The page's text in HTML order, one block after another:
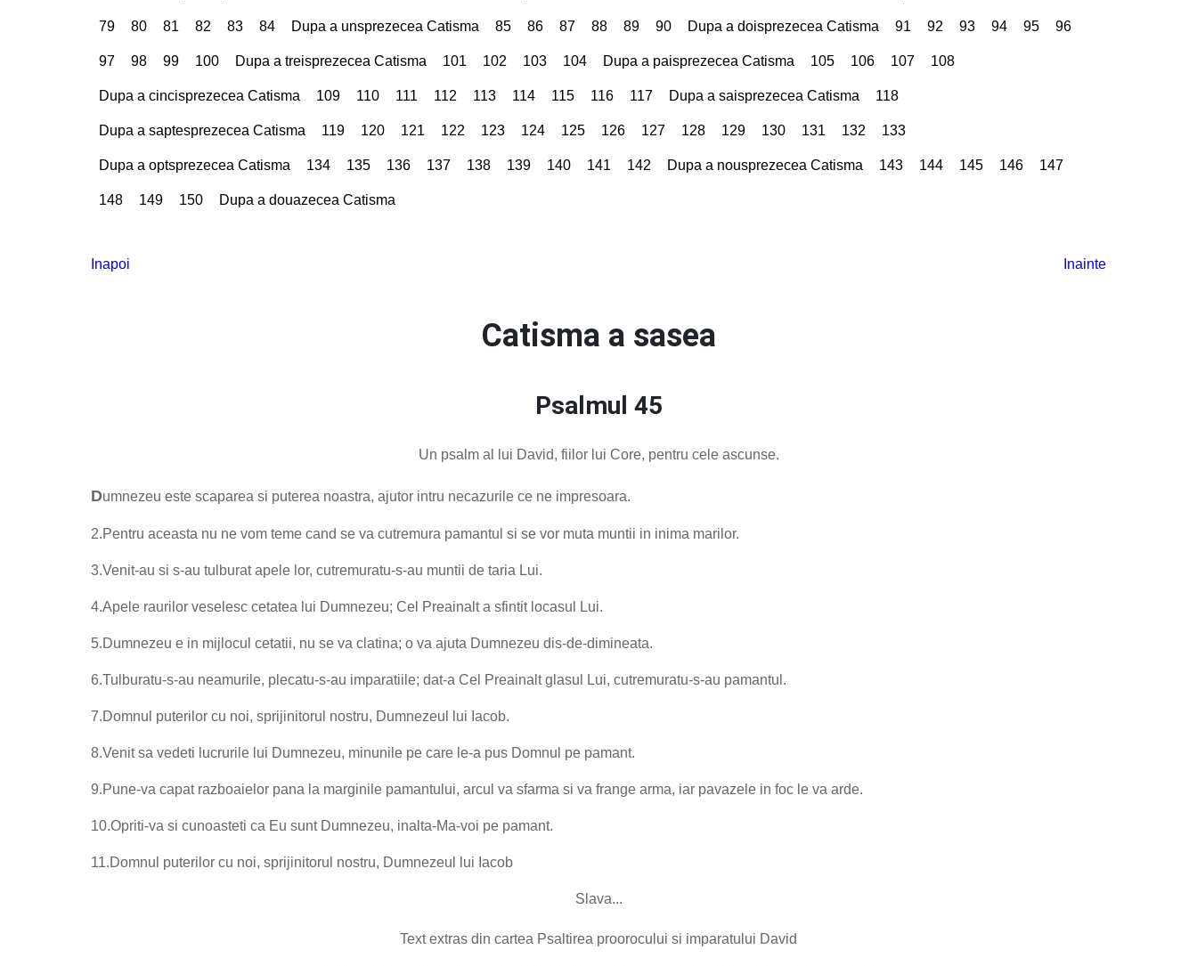
79 80 81 82 83 84 Dupa a unsprezecea Catisma 85 86 87 88 89 90 Dupa a doisprezecea Catisma 91 92 93 94 95 96
97 98 99 100 Dupa a treisprezecea Catisma 101 102 103 104 Dupa a paisprezecea Catisma 105 106 107 108
Dupa a cincisprezecea Catisma 109 110 111 112 113 114 115 116 117 Dupa a saisprezecea Catisma 118
Dupa a saptesprezecea Catisma 119 120 121 122 123 124 125 126 127 128 129 130 131 132 133
Dupa a optsprezecea Catisma 134 135 136 137 138 139 140 141 142 Dupa a nousprezecea Catisma 143 144 145 146 147
148 149 150 Dupa a douazecea Catisma
Inapoi Inainte
Catisma a sasea
Psalmul 45
Un psalm al lui David, fiilor lui Core, pentru cele ascunse.
Dumnezeu este scaparea si puterea noastra, ajutor intru necazurile ce ne impresoara.
2.Pentru aceasta nu ne vom teme cand se va cutremura pamantul si se vor muta muntii in inima marilor.
3.Venit-au si s-au tulburat apele lor, cutremuratu-s-au muntii de taria Lui.
4.Apele raurilor veselesc cetatea lui Dumnezeu; Cel Preainalt a sfintit locasul Lui.
5.Dumnezeu e in mijlocul cetatii, nu se va clatina; o va ajuta Dumnezeu dis-de-dimineata.
6.Tulburatu-s-au neamurile, plecatu-s-au imparatiile; dat-a Cel Preainalt glasul Lui, cutremuratu-s-au pamantul.
7.Domnul puterilor cu noi, sprijinitorul nostru, Dumnezeul lui Iacob.
8.Venit sa vedeti lucrurile lui Dumnezeu, minunile pe care le-a pus Domnul pe pamant.
9.Pune-va capat razboaielor pana la marginile pamantului, arcul va sfarma si va frange arma, iar pavazele in foc le va arde.
10.Opriti-va si cunoasteti ca Eu sunt Dumnezeu, inalta-Ma-voi pe pamant.
11.Domnul puterilor cu noi, sprijinitorul nostru, Dumnezeul lui Iacob
Slava...
Text extras din cartea Psaltirea proorocului si imparatului David